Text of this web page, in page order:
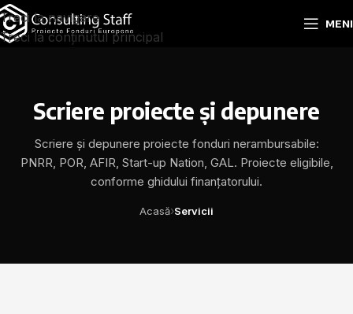
Treci la navigare
Treci la conținutul principal
Scriere proiecte și depunere
Scriere și depunere proiecte fonduri nerambursabile:
PNRR, POR, AFIR, Start-up Nation, GAL. Proiecte eligibile,
conforme ghidului finanțatorului.
Acasă›Servicii